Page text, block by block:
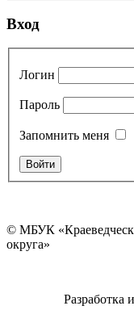
Вход
Логин
Пароль
Запомнить меня
© МБУК
округа»
Разработка